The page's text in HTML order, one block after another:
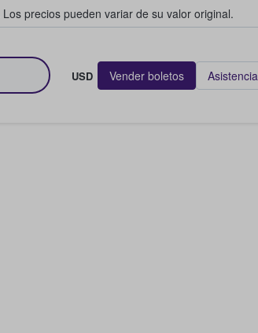
Los precios pueden variar de su valor original.
USD Vender boletos Asistencia